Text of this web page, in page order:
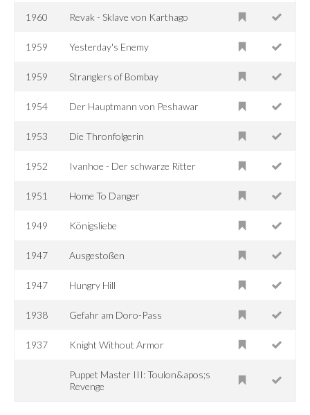
1960 Revak - Sklave von Karthago
1959 Yesterday's Enemy
1959 Stranglers of Bombay
1954 Der Hauptmann von Peshawar
1953 Die Thronfolgerin
1952 Ivanhoe - Der schwarze Ritter
1951 Home To Danger
1949 Königsliebe
1947 Ausgestoßen
1947 Hungry Hill
1938 Gefahr am Doro-Pass
1937 Knight Without Armor
Puppet Master III: Toulon&apos;s
Revenge